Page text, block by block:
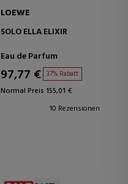
LOEWE
SOLO ELLA ELIXIR
Eau de Parfum
97,77 € 37% Rabatt
Normal Preis 155,01 €
10 Rezensionen